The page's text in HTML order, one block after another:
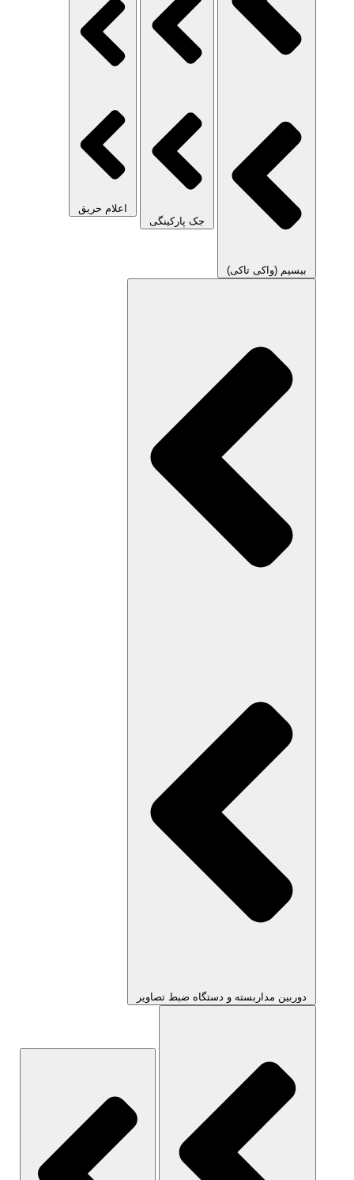
بیسیم (واکی تاکی)
جک پارکینگی
اعلام حریق
دوربین مداربسته و دستگاه ضبط تصاویر